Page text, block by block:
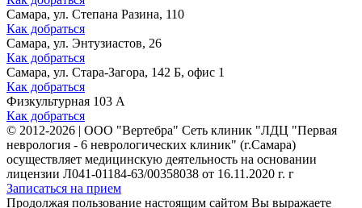
Самара, ул. Степана Разина, 110
Как добраться
Самара, ул. Энтузиастов, 26
Как добраться
Самара, ул. Стара-Загора, 142 Б, офис 1
Как добраться
Физкультурная 103 А
Как добраться
© 2012-2026 | ООО "Вертебра" Сеть клиник "ЛДЦ "Первая
неврология - 6 неврологических клиник" (г.Самара)
осуществляет медицинскую деятельность на основании
лицензии Л041-01184-63/00358038 от 16.11.2020 г. г
Записаться на прием
Продолжая пользование настоящим сайтом Вы выражаете